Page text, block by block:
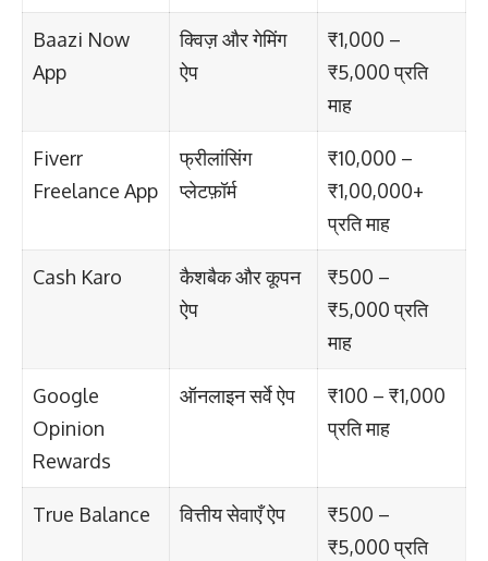
Baazi Now
App
क्विज़ और गेमिंग
ऐप
₹1,000 –
₹5,000 प्रति
माह
Fiverr
Freelance App
फ्रीलांसिंग
प्लेटफ़ॉर्म
₹10,000 –
₹1,00,000+
प्रति माह
Cash Karo
कैशबैक और कूपन
ऐप
₹500 –
₹5,000 प्रति
माह
Google
Opinion
Rewards
ऑनलाइन सर्वे ऐप
₹100 – ₹1,000
प्रति माह
True Balance वित्तीय सेवाएँ ऐप
₹500 –
₹5,000 प्रति